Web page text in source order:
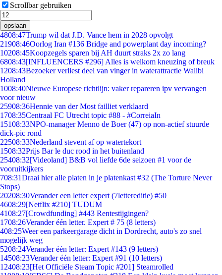
Scrollbar gebruiken
opslaan
4808:47Trump wil dat J.D. Vance hem in 2028 opvolgt
21908:46Oorlog Iran #136 Bridge and powerplant day incoming?
10208:45Koopzegels sparen bij AH duurt straks 2x zo lang
6808:43[INFLUENCERS #296] Alles is welkom kneuzing of breuk
1208:43Bezoeker verliest deel van vinger in waterattractie Walibi
Holland
1008:40Nieuwe Europese richtlijn: vaker repareren ipv vervangen
voor nieuw
25908:36Hennie van der Most failliet verklaard
1708:35Centraal FC Utrecht topic #88 - #CorreiaIn
15108:33NPO-manager Menno de Boer (47) op non-actief stuurde
dick-pic rond
22508:33Nederland stevent af op watertekort
1508:32Prijs Bar le duc rood in het buitenland
25408:32[Videoland] B&B vol liefde 6de seizoen #1 voor de
vooruitkijkers
708:31Draai hier alle platen in je platenkast #32 (The Torture Never
Stops)
20208:30Verander een letter expert (7lettereditie) #50
4608:29[Netflix #210] TUDUM
4108:27[Crowdfunding] #443 Rentestijgingen?
1708:26Verander één letter. Expert # 75 (8 letters)
408:25Weer een parkeergarage dicht in Dordrecht, auto's zo snel
mogelijk weg
5208:24Verander één letter: Expert #143 (9 letters)
14508:23Verander één letter: Expert #91 (10 letters)
12408:23[Het Officiële Steam Topic #201] Steamrolled